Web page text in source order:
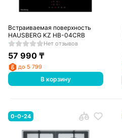
Встраиваемая поверхность
HAUSBERG KZ HB-04CRB
Нет отзывов
57 990₸
до 5 799
В корзину
0-0-24